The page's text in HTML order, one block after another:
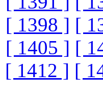
[ 1398 ] [
[ 1405 ] [
[ 1412 ] [